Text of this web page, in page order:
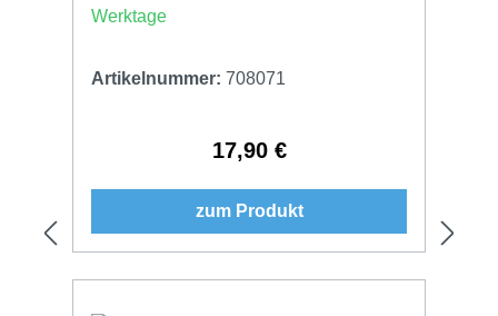
Werktage
Artikelnummer: 708071
Regulärer Preis:
17,90 €
zum Produkt